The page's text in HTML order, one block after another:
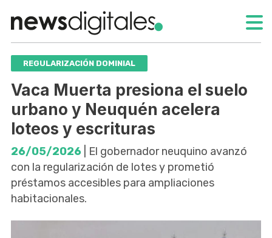
REGULARIZACIÓN DOMINIAL
Vaca Muerta presiona el suelo
urbano y Neuquén acelera
loteos y escrituras
26/05/2026 | El gobernador neuquino avanzó
con la regularización de lotes y prometió
préstamos accesibles para ampliaciones
habitacionales.